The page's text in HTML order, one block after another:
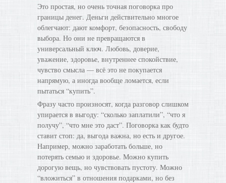
Это простая, но очень точная поговорка про
границы денег. Деньги действительно многое
облегчают: дают комфорт, безопасность, свободу
выбора. Но они не превращаются в
универсальный ключ. Любовь, доверие,
уважение, здоровье, внутреннее спокойствие,
чувство смысла — всё это не покупается
напрямую, а иногда вообще ломается, если
пытаться “купить”.
Фразу часто произносят, когда разговор слишком
упирается в выгоду: “сколько заплатили”, “что я
получу”, “что мне это даст”. Поговорка как будто
ставит стоп: да, выгода важна, но есть и другое.
Например, можно заработать больше, но
потерять семью и здоровье. Можно купить
дорогую вещь, но чувствовать пустоту. Можно
“вложиться” в отношения подарками, но без